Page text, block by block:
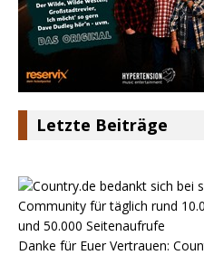
Letzte Beiträge
Danke für Euer Vertrauen: